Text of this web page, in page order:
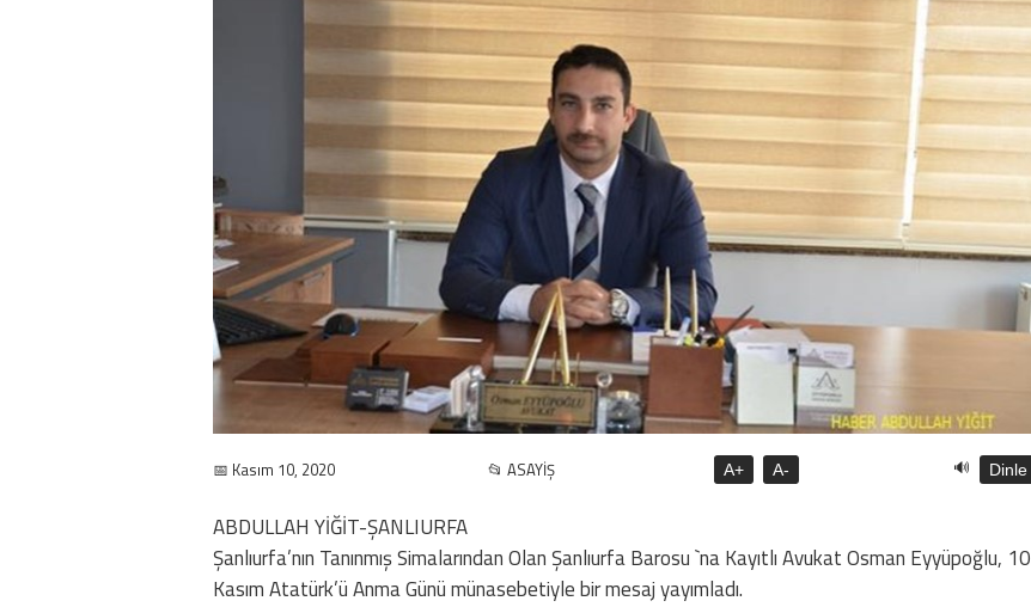
📅 Kasım 10, 2020 📂 ASAYİŞ A+ A- 🔊 Dinle
ABDULLAH YİĞİT-ŞANLIURFA
Şanlıurfa’nın Tanınmış Simalarından Olan Şanlıurfa Barosu `na Kayıtlı Avukat Osman Eyyüpoğlu, 10
Kasım Atatürk’ü Anma Günü münasebetiyle bir mesaj yayımladı.